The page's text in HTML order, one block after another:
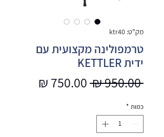
מק"ט: ktr40
טרמפולינה מקצועית עם
ידית KETTLER
‏950.00 ‏₪
מחיר
כמות *